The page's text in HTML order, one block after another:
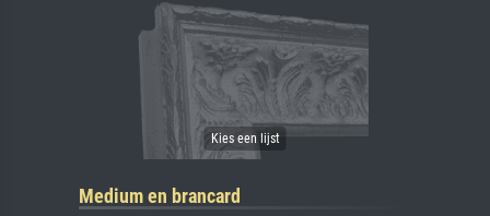
Medium en brancard